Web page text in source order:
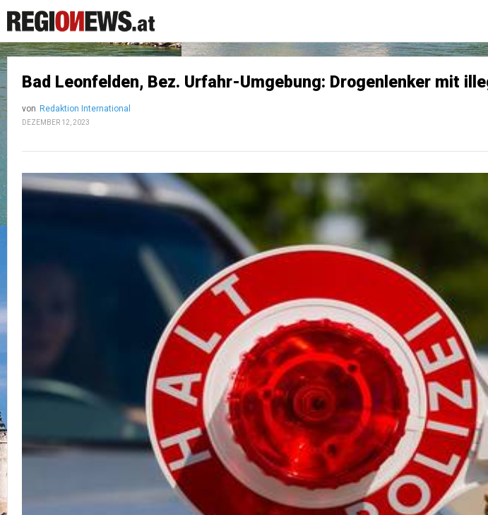
Bad Leonfelden, Bez. Urfahr-Umgebung: Drogenlenker mit
von Redaktion International
DEZEMBER 12, 2023